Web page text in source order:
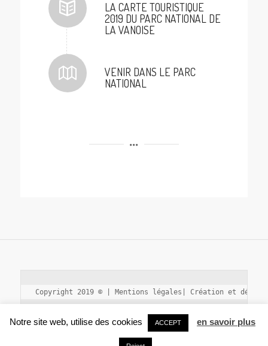
LA CARTE TOURISTIQUE
2019 DU PARC NATIONAL DE
LA VANOISE
VENIR DANS LE PARC
NATIONAL
Copyright 2019 © | Mentions légales| Création et
Notre site web, utilise des cookies ACCEPT en savoir plus